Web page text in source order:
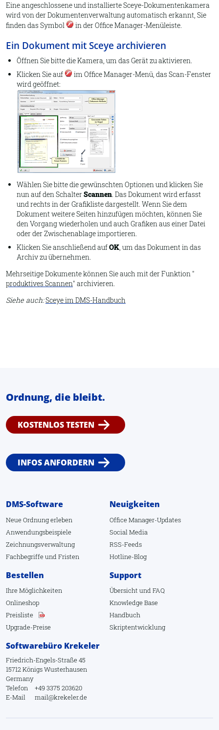
Eine angeschlossene und installierte Sceye-Dokumentenkamera
wird von der Dokumentenverwaltung automatisch erkannt, Sie
finden das Symbol
in der Office Manager-Menüleiste.
Ein Dokument mit Sceye archivieren
Öffnen Sie bitte die Kamera, um das Gerät zu aktivieren.
Klicken Sie auf
im Office Manager-Menü, das Scan-Fenster
wird geöffnet:
Wählen Sie bitte die gewünschten Optionen und klicken Sie
nun auf den SchalterScannen. Das Dokument wird erfasst
und rechts in der Grafikliste dargestellt. Wenn Sie dem
Dokument weitere Seiten hinzufügen möchten, können Sie
den Vorgang wiederholen und auch Grafiken aus einer Datei
oder der Zwischenablage importieren.
Klicken Sie anschließend aufOK, um das Dokument in das
Archiv zu übernehmen.
Mehrseitige Dokumente können Sie auch mit der Funktion "
produktives Scannen" archivieren.
Siehe auch:Sceye im DMS-Handbuch
Ordnung, die bleibt.
KOSTENLOS TESTEN
INFOS ANFORDERN
DMS-Software
Neue Ordnung erleben
Anwendungsbeispiele
Zeichnungsverwaltung
Fachbegriffeund Fristen
Neuigkeiten
Office Manager-Updates
Social Media
RSS-Feeds
Hotline-Blog
Bestellen
Ihre Möglichkeiten
Onlineshop
Preisliste
Upgrade-Preise
Support
Übersicht und FAQ
Knowledge Base
Handbuch
Skriptentwicklung
Softwarebüro Krekeler
Friedrich-Engels-Straße 45
15712 Königs Wusterhausen
Germany
Telefon
+49 3375 203620
E-Mail
mail@krekeler.de